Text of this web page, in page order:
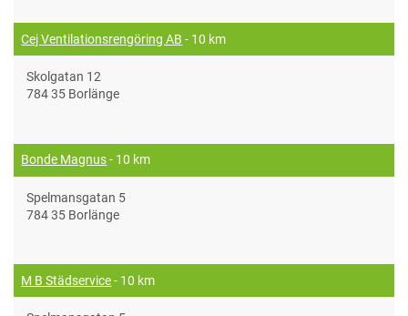
Cej Ventilationsrengöring AB - 10 km
Skolgatan 12
784 35 Borlänge
Bonde Magnus- 10 km
Spelmansgatan 5
784 35 Borlänge
M B Städservice- 10 km